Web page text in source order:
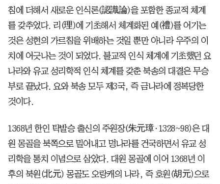
침에 더해서 새로운 인식론(認識論)을 포함한 종교적 체계
를 갖추었다. 리(理)에 기초해서 체계화된 예(禮)를 어기는
것은 성현의 가르침을 위배하는 것일 뿐만 아니라 우주의 이
치에 어긋나는 것이 되었다. 불교적 인식 체계에 기초했던 요
나라와 유교 성리학적 인식 체계를 갖춘 북송의 대결은 무승
부로 끝났다. 요와 북송 모두 제3국, 즉 금나라에 정복당한
것이다.
1368년 한인 탁발승 출신의 주원장(朱元璋·1328~98)은 대
원 몽골을 북쪽으로 밀어내고 명나라를 건국하면서 유교 성
리학을 통치 이념으로 삼았다. 대원 몽골에 이어 1368년 이
후의 북원(北元) 몽골도 오랑캐의 나라, 즉 호원(胡元)으로